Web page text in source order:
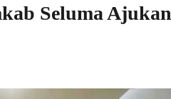
Seluma Ajukan